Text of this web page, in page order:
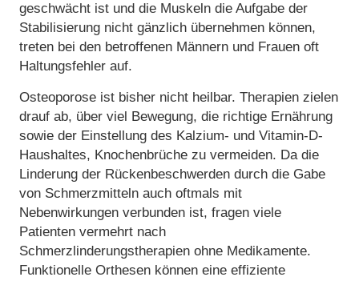
geschwächt ist und die Muskeln die Aufgabe der
Stabilisierung nicht gänzlich übernehmen können,
treten bei den betroffenen Männern und Frauen oft
Haltungsfehler auf.
Osteoporose ist bisher nicht heilbar. Therapien zielen
drauf ab, über viel Bewegung, die richtige Ernährung
sowie der Einstellung des Kalzium- und Vitamin-D-
Haushaltes, Knochenbrüche zu vermeiden. Da die
Linderung der Rückenbeschwerden durch die Gabe
von Schmerzmitteln auch oftmals mit
Nebenwirkungen verbunden ist, fragen viele
Patienten vermehrt nach
Schmerzlinderungstherapien ohne Medikamente.
Funktionelle Orthesen können eine effiziente